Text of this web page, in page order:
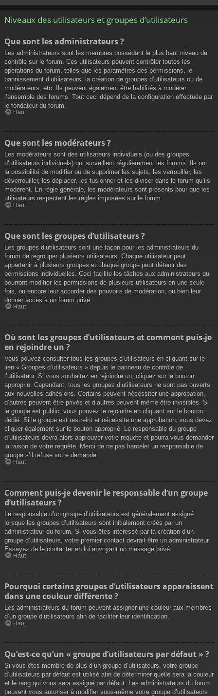
Niveaux des utilisateurs et groupes d’utilisateurs
Que sont les administrateurs ?
Les administrateurs sont les membres possédant le plus haut niveau de
contrôle sur le forum. Ces utilisateurs peuvent contrôler toutes les
opérations du forum, telles que les paramètres des permissions, le
bannissement d’utilisateurs, la création de groupes d’utilisateurs ou de
modérateurs, etc. Ils peuvent également être habilités à modérer
l’ensemble des forums. Tout ceci dépend de la configuration effectuée par
le fondateur du forum.
Haut
Que sont les modérateurs ?
Les modérateurs sont des utilisateurs individuels (ou des groupes
d’utilisateurs individuels) qui surveillent régulièrement les forums. Ils ont
la possibilité de modifier ou de supprimer les sujets, les verrouiller, les
déverrouiller, les déplacer, les fusionner et les diviser dans le forum qu’ils
modèrent. En règle générale, les modérateurs sont présents pour que les
utilisateurs respectent les règles imposées sur le forum.
Haut
Que sont les groupes d’utilisateurs ?
Les groupes d’utilisateurs sont une façon pour les administrateurs du
forum de regrouper plusieurs utilisateurs. Chaque utilisateur peut
appartenir à plusieurs groupes et chaque groupe peut détenir des
permissions individuelles. Ceci facilite les tâches aux administrateurs qui
pourront modifier les permissions de plusieurs utilisateurs en une seule
fois, ou encore leur accorder des pouvoirs de modération, ou bien leur
donner accès à un forum privé.
Haut
Où sont les groupes d’utilisateurs et comment puis-je
en rejoindre un ?
Vous pouvez consulter tous les groupes d’utilisateurs en cliquant sur le
lien « Groupes d’utilisateurs » depuis le panneau de contrôle de
l’utilisateur. Si vous souhaitez en rejoindre un, cliquez sur le bouton
approprié. Cependant, tous les groupes d’utilisateurs ne sont pas ouverts
aux nouvelles adhésions. Certains peuvent nécessiter une approbation,
d’autres peuvent être privés et d’autres peuvent même être invisibles. Si
le groupe est public, vous pouvez le rejoindre en cliquant sur le bouton
dédié. Si le groupe est restreint et nécessite une approbation, vous devez
cliquer également sur le bouton approprié. Le responsable du groupe
d’utilisateurs devra alors approuver votre requête et pourra vous demander
la raison de votre requête. Merci de ne pas harceler un responsable de
groupe s’il refuse votre demande.
Haut
Comment puis-je devenir le responsable d’un groupe
d’utilisateurs ?
Le responsable d’un groupe d’utilisateurs est généralement assigné
lorsque les groupes d’utilisateurs sont initialement créés par un
administrateur du forum. Si vous êtes intéressé par la création d’un
groupe d’utilisateurs, votre premier contact devrait être un administrateur.
Essayez de le contacter en lui envoyant un message privé.
Haut
Pourquoi certains groupes d’utilisateurs apparaissent
dans une couleur différente ?
Les administrateurs du forum peuvent assigner une couleur aux membres
d’un groupe d’utilisateurs afin de faciliter leur identification.
Haut
Qu’est-ce qu’un « groupe d’utilisateurs par défaut » ?
Si vous êtes membre de plus d’un groupe d’utilisateurs, votre groupe
d’utilisateurs par défaut est utilisé afin de déterminer quelle sera la couleur
et le rang qui vous sera assigné par défaut. Les administrateurs du forum
peuvent vous autoriser à modifier vous-même votre groupe d’utilisateurs